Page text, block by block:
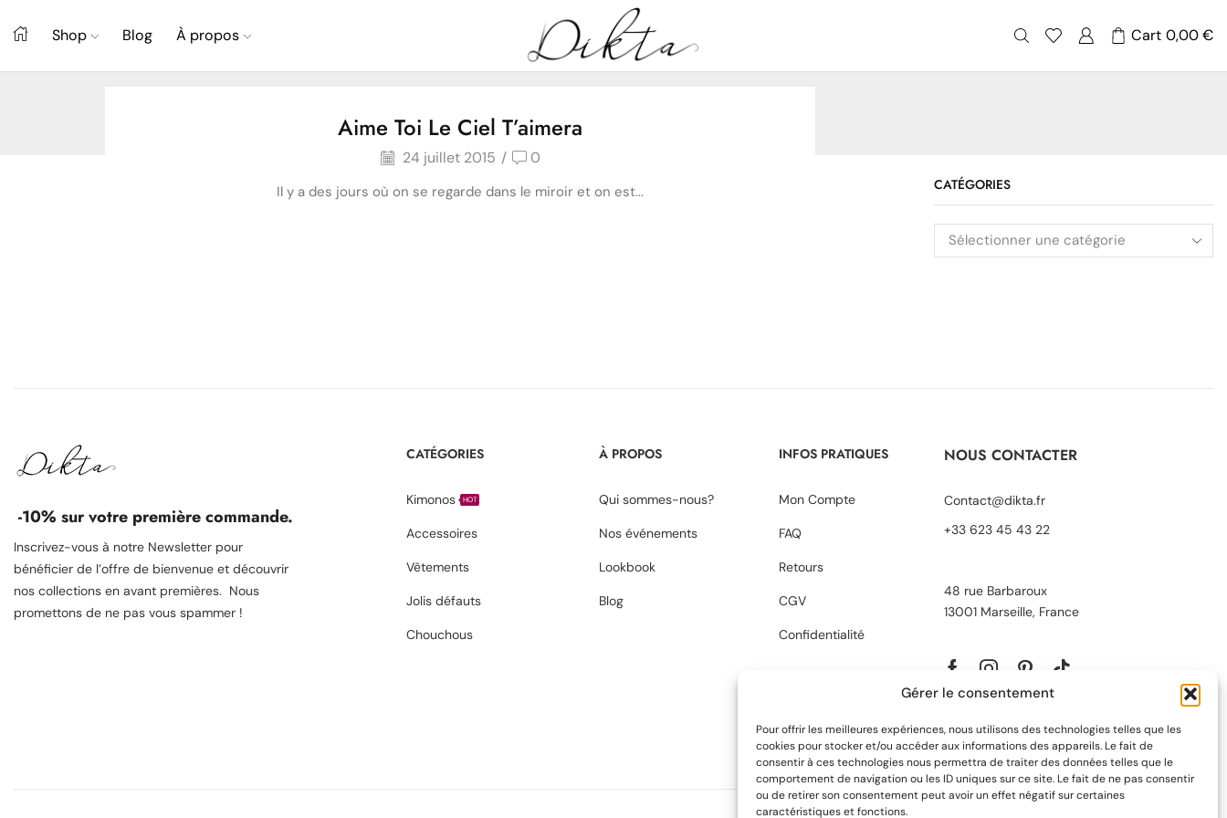
Gérer le consentement
Pour offrir les meilleures expériences, nous utilisons des technologies telles que les
cookies pour stocker et/ou accéder aux informations des appareils. Le fait de
consentir à ces technologies nous permettra de traiter des données telles que le
comportement de navigation ou les ID uniques sur ce site. Le fait de ne pas consentir
ou de retirer son consentement peut avoir un effet négatif sur certaines
caractéristiques et fonctions.
Shop Blog À propos Cart 0,00€
Home
Aime Toi Le Ciel T’aimera
24 juillet 2015 / 0
Il y a des jours où on se regarde dans le miroir et on est... CATÉGORIES
-10% sur votre première commande.
Inscrivez-vous à notre Newsletter pour
bénéficier de l’offre de bienvenue et découvrir
nos collections en avant premières. Nous
promettons de ne pas vous spammer !
CATÉGORIES
Kimonos HOT
Accessoires
Vêtements
Jolis défauts
Chouchous
À PROPOS
Qui sommes-nous?
Nos événements
Lookbook
Blog
INFOS PRATIQUES
Mon Compte
FAQ
Retours
CGV
Confidentialité
NOUS CONTACTER
Contact@dikta.fr
+33 623 45 43 22
48 rue Barbaroux
13001 Marseille, France